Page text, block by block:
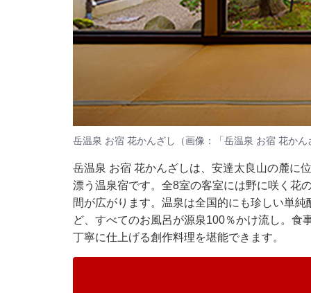
岳温泉 お宿 花かんざし（画像：「岳温泉 お宿 花か
岳温泉 お宿 花かんざしは、安達太良山の麓に
漂う温泉宿です。全8室の客室には野に咲く花
間が広がります。温泉は全国的にも珍しい単
ど、すべてのお風呂が源泉100％かけ流し。食
丁寧に仕上げる創作料理を堪能できます。